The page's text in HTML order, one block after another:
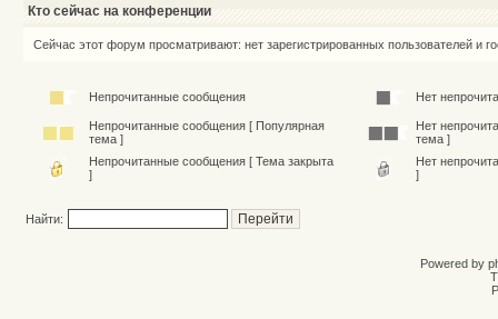
Кто сейчас на конференции
Сейчас этот форум просматривают: нет зарегистрированных пользователей и
Непрочитанные сообщения Нет
Непрочитанные сообщения [ Популярная
тема ]
Нет
тема ]
Непрочитанные сообщения [ Тема закрыта
]
Нет
]
Найти:
Powered by